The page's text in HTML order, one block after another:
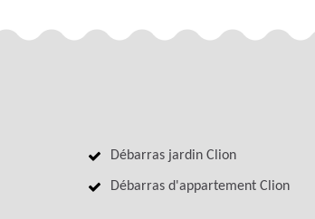
Débarras jardin Clion
Débarras d'appartement Clion